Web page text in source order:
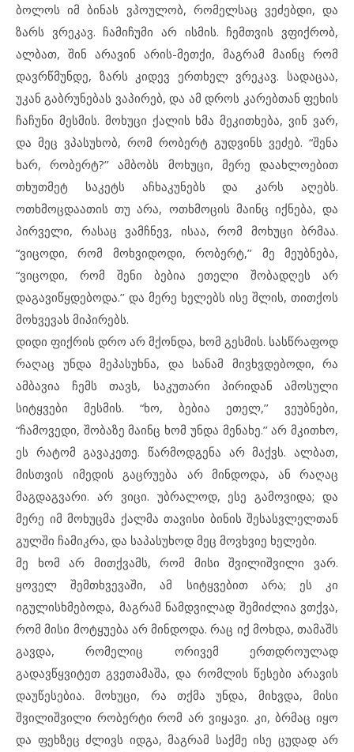
ბოლოს იმ ბინას ვპოულობ, რომელსაც ვეძებდი, და
ზარს ვრეკავ. ჩამიჩუმი არ ისმის. ჩემთვის ვფიქრობ,
ალბათ, შინ არავინ არის-მეთქი, მაგრამ მაინც რომ
დავრწმუნდე, ზარს კიდევ ერთხელ ვრეკავ. სადაცაა,
უკან გაბრუნებას ვაპირებ, და ამ დროს კარებთან ფეხის
ჩაჩუნი მესმის. მოხუცი ქალის ხმა მეკითხება, ვინ ვარ,
და მეც ვპასუხობ, რომ რობერტ გუდვინს ვეძებ. “შენა
ხარ, რობერტ?’’ ამბობს მოხუცი, მერე დაახლოებით
თხუთმეტ საკეტს აჩხაკუნებს და კარს აღებს.
ოთხმოცდაათის თუ არა, ოთხმოცის მაინც იქნება, და
პირველი, რასაც ვამჩნევ, ისაა, რომ მოხუცი ბრმაა.
“ვიცოდი, რომ მოხვიდოდი, რობერტ,’’ მე მეუბნება,
“ვიცოდი, რომ შენი ბებია ეთელი შობადღეს არ
დაგავიწყდებოდა.’’ და მერე ხელებს ისე შლის, თითქოს
მოხვევას მიპირებს.
დიდი ფიქრის დრო არ მქონდა, ხომ გესმის. სასწრაფოდ
რაღაც უნდა მეპასუხნა, და სანამ მივხვდებოდი, რა
ამბავია ჩემს თავს, საკუთარი პირიდან ამოსული
სიტყვები მესმის. “ხო, ბებია ეთელ,’’ ვეუბნები,
“ჩამოვედი, შობაზე მაინც ხომ უნდა მენახე.’’ არ მკითხო,
ეს რატომ გავაკეთე. წარმოდგენა არ მაქვს. ალბათ,
მისთვის იმედის გაცრუება არ მინდოდა, ან რაღაც
მაგდაგვარი. არ ვიცი. უბრალოდ, ესე გამოვიდა; და
მერე იმ მოხუცმა ქალმა თავისი ბინის შესასვლელთან
გულში ჩამიკრა, და საპასუხოდ მეც მოვხვიე ხელები.
მე ხომ არ მითქვამს, რომ მისი შვილიშვილი ვარ.
ყოველ შემთხვევაში, ამ სიტყვებით არა; ეს კი
იგულისხმებოდა, მაგრამ ნამდვილად შემიძლია ვთქვა,
რომ მისი მოტყუება არ მინდოდა. რაც იქ მოხდა, თამაშს
გავდა, რომელიც ორივემ ერთდროულად
გადავწყვიტეთ გვეთამაშა, და რომლის წესები არავის
დაუწესებია. მოხუცი, რა თქმა უნდა, მიხვდა, მისი
შვილიშვილი რობერტი რომ არ ვიყავი. კი, ბრმაც იყო
და ფეხზეც ძლივს იდგა, მაგრამ საქმე ისე ცუდად არ